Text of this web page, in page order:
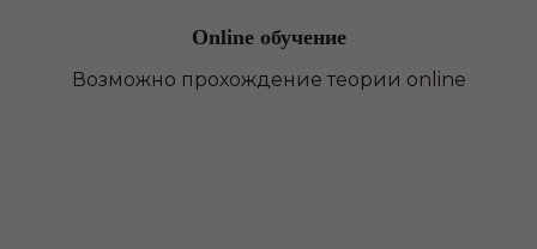
Online обучение
Возможно прохождение теории online